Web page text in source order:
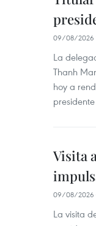
09/08/2026
La
Thanh
hoy a
Visita
09/08/2026
La visita